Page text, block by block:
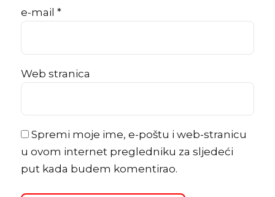
e-mail *
Web stranica
Spremi moje ime, e-poštu i web-stranicu
u ovom internet pregledniku za sljedeći
put kada budem komentirao.